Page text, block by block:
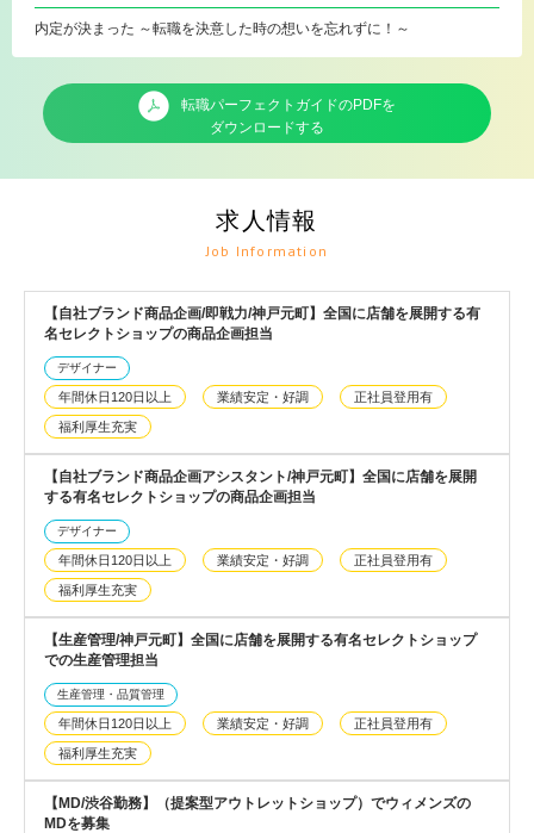
内定が決まった ～転職を決意した時の想いを忘れずに！～
転職パーフェクトガイドのPDFを
ダウンロードする
求人情報
Job Information
【自社ブランド商品企画/即戦力/神戸元町】全国に店舗を展開する有
名セレクトショップの商品企画担当
デザイナー
年間休日120日以上 業績安定・好調 正社員登用有
福利厚生充実
【自社ブランド商品企画アシスタント/神戸元町】全国に店舗を展開
する有名セレクトショップの商品企画担当
デザイナー
年間休日120日以上 業績安定・好調 正社員登用有
福利厚生充実
【生産管理/神戸元町】全国に店舗を展開する有名セレクトショップ
での生産管理担当
生産管理・品質管理
年間休日120日以上 業績安定・好調 正社員登用有
福利厚生充実
【MD/渋谷勤務】（提案型アウトレットショップ）でウィメンズの
MDを募集